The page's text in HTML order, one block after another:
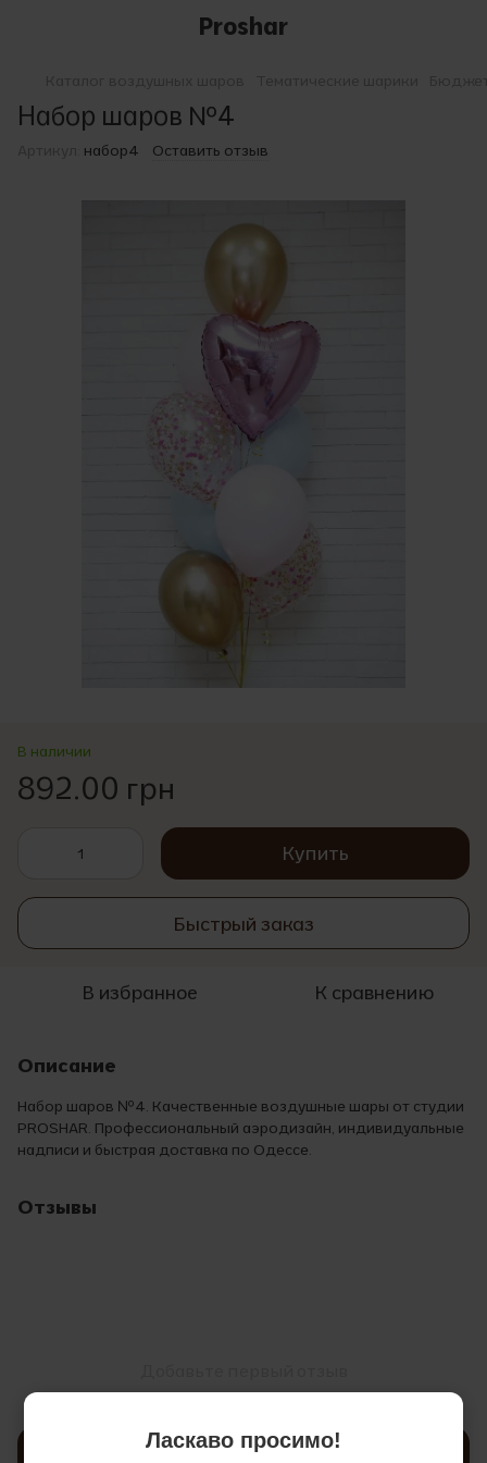
Proshar
Набор шаров №4
набор4 Оставить отзыв
В наличии
892.00 грн
Купить
Быстрый заказ
В избранное К сравнению
Описание
Набор шаров №4. Качественные воздушные шары от студии
PROSHAR. Профессиональный аэродизайн, индивидуальные
надписи и быстрая доставка по Одессе.
Отзывы
Написать отзыв
Ласкаво просимо!